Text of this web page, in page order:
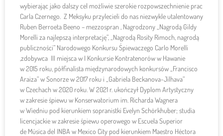
wybierając jako dalszy cel możliwie szerokie rozpowszechnienie prac
Carla Czernego. Z Meksyku przylecieli do nas niezwykle utalentowany
Ruben Berroeta Beeno – mezzospran , Nagrodzony „Nagrodą Gildy
Morelli za najlepszą interpretację”, „Nagrodą Rosity Rimoch, nagrodą
publiczności” Narodowego Konkursu Śpiewaczego Carlo Morelli
,zdobywca III miejsca w I Konkursie Kontratenorów w Hawanie
w 2015 roku, półfinalista międzynarodowych konkursów „Francisco
Araiza” w Sonorze w 2017 roku i „Gabriela Beckanova-Jilhava”
w Czechach w 2020 roku. W 2021 r. ukończył Dyplom Artystyczny
w zakresie śpiewu w Konserwatorium im. Richarda Wagnera
w Wiedniu pod kierunkiem sopranistki Evelyn Schörkhuber; studia
licencjackie w zakresie śpiewu operowego w Escuela Superior
de Música del INBA w Mexico City pod kierunkiem Maestro Héctora